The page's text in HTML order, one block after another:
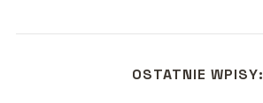
OSTATNIE WPISY: